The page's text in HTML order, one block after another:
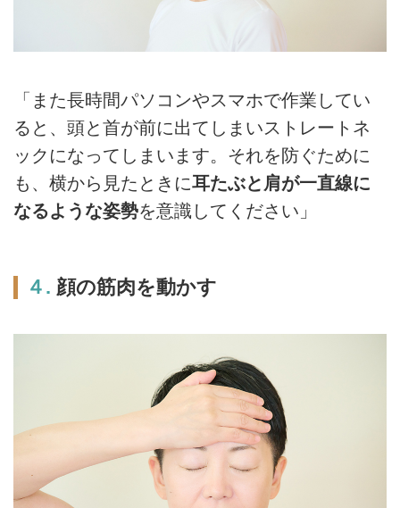
「また長時間パソコンやスマホで作業してい
ると、頭と首が前に出てしまいストレートネ
ックになってしまいます。それを防ぐために
も、横から見たときに耳たぶと肩が一直線に
なるような姿勢を意識してください」
４. 顔の筋肉を動かす